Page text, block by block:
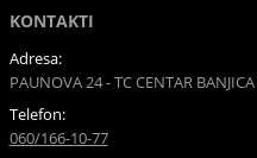
KONTAKTI
Adresa:
PAUNOVA 24 - TC CENTAR
Telefon:
060/166-10-77